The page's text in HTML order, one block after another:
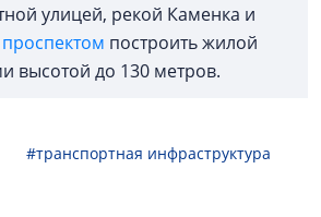
улицей, рекой Каменка и
построить жилой
высотой до 130 метров.
#транспортная инфраструктура